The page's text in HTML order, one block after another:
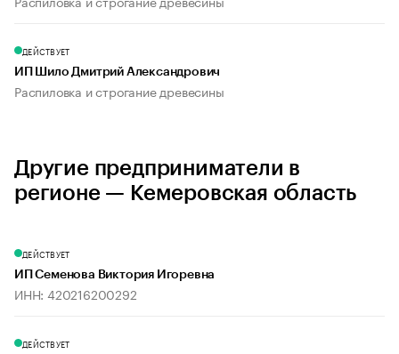
ДЕЙСТВУЕТ
ИП Шило Дмитрий Александрович
Распиловка и строгание древесины
Другие предприниматели в
регионе — Кемеровская область
ДЕЙСТВУЕТ
ИП Семенова Виктория Игоревна
ИНН: 420216200292
ДЕЙСТВУЕТ